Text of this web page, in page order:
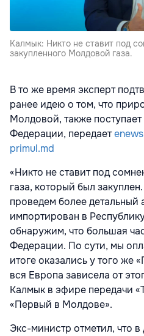
Калмык: Никто не ставит под
закупленного Молдовой газа.
В то же время эксперт
ранее идею о том, что
Молдовой, также
Федерации, передает
primul.md
«Никто не ставит под
газа, который был
проведем более детальный
импортирован в
обнаружим, что большая
Федерации. По сути, мы
итоге оказались у того же
вся Европа зависела от
Калмык в эфире передачи
«Первый в Молдове».
Экс-министр отметил, что в